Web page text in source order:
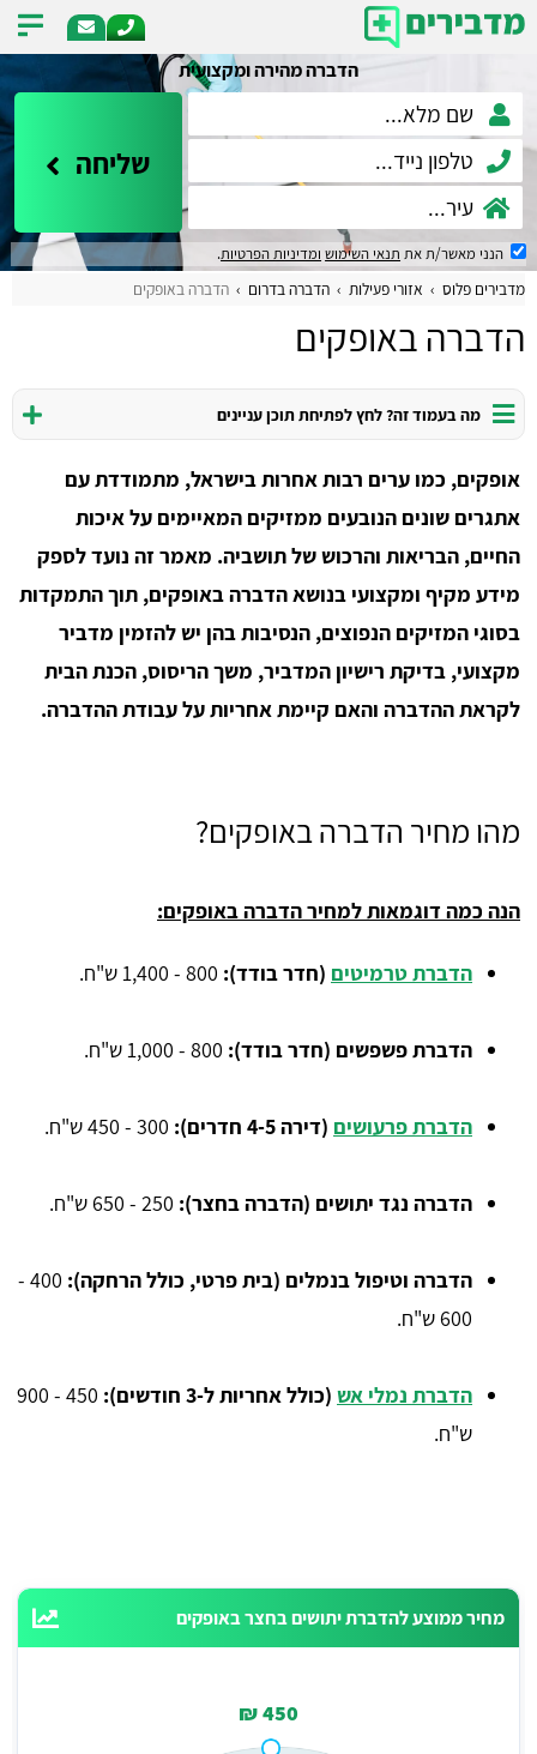
הדברה מהירה ומקצועית
שליחה
הנני מאשר/ת את תנאי השימוש ומדיניות הפרטיות.
מדבירים פלוס אזורי פעילות הדברה בדרום הדברה באופקים
הדברה באופקים
מה בעמוד זה? לחץ לפתיחת תוכן עניינים
אופקים, כמו ערים רבות אחרות בישראל, מתמודדת עם
אתגרים שונים הנובעים ממזיקים המאיימים על איכות
החיים, הבריאות והרכוש של תושביה. מאמר זה נועד לספק
מידע מקיף ומקצועי בנושא הדברה באופקים, תוך התמקדות
בסוגי המזיקים הנפוצים, הנסיבות בהן יש להזמין מדביר
מקצועי, בדיקת רישיון המדביר, משך הריסוס, הכנת הבית
לקראת ההדברה והאם קיימת אחריות על עבודת ההדברה.
מהו מחיר הדברה באופקים?
הנה כמה דוגמאות למחיר הדברה באופקים:
הדברת טרמיטים (חדר בודד): 800 - 1,400 ש"ח.
הדברת פשפשים (חדר בודד): 800 - 1,000 ש"ח.
הדברת פרעושים (דירה 4-5 חדרים): 300 - 450 ש"ח.
הדברה נגד יתושים (הדברה בחצר):
הדברה וטיפול בנמלים (בית פרטי, כולל הרחקה):
400 -
600 ש"ח.
הדברת נמלי אש (כולל אחריות ל-3 חודשים) :
450 - 900
ש"ח.
מחיר ממוצע להדברת יתושים בחצר באופקים
450 ₪